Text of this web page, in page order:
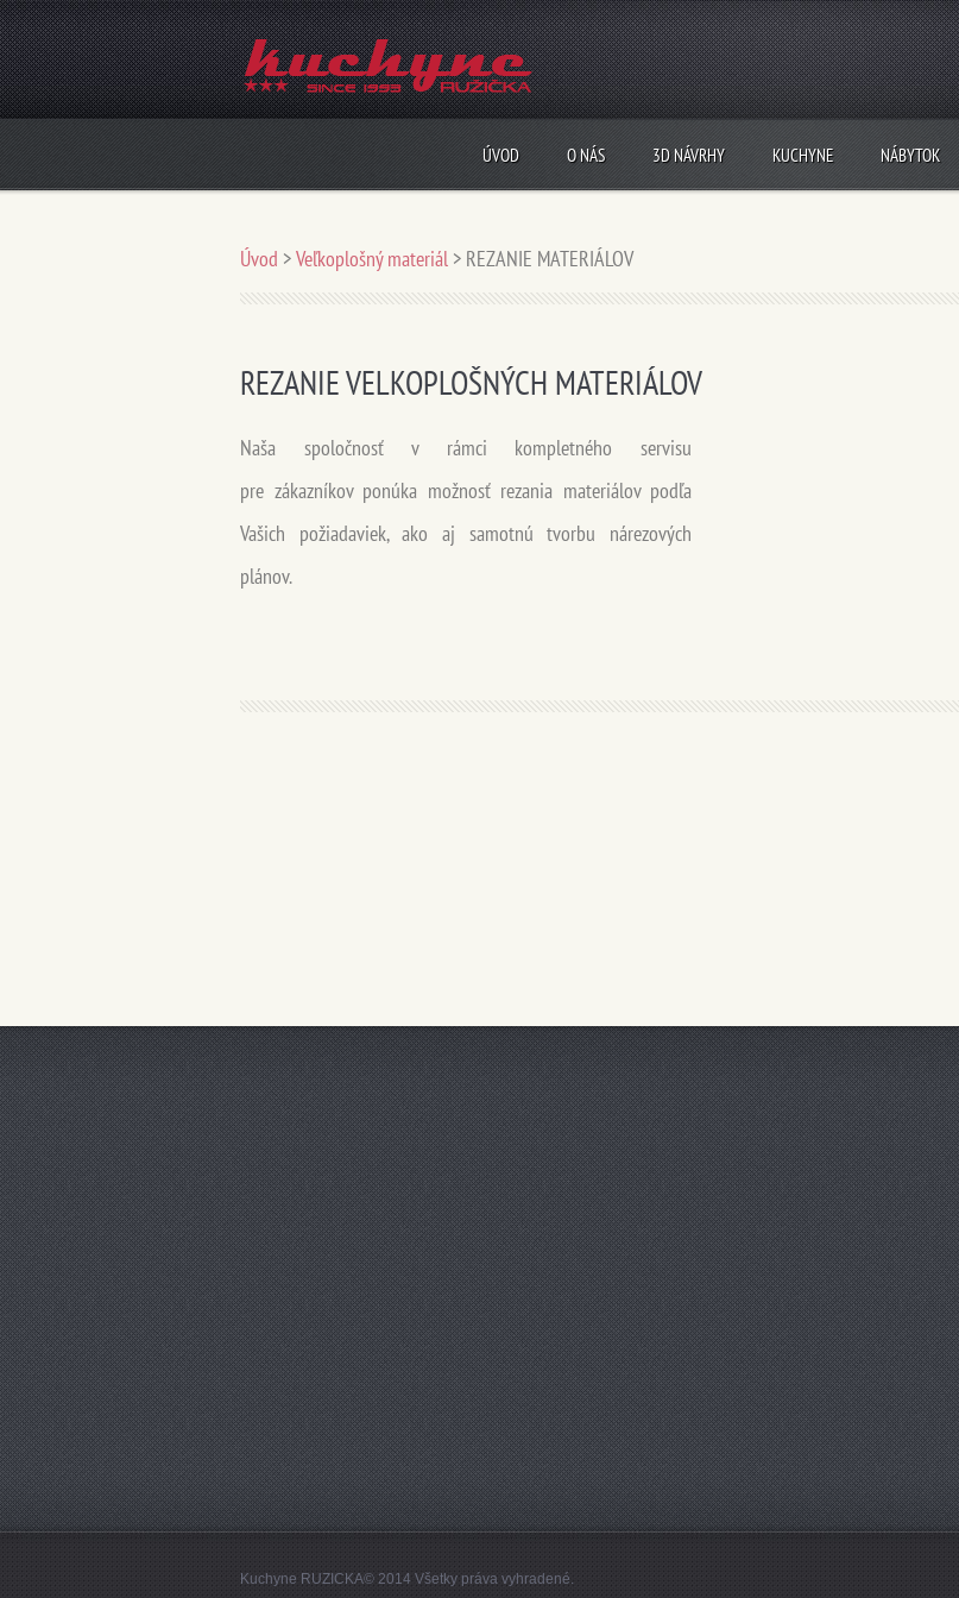
ÚVOD O NÁS 3D NÁVRHY KUCHYNE NÁBYTOK
Úvod >Veľkoplošný materiál > REZANIE MATERIÁLOV
REZANIE VELKOPLOŠNÝCH MATERIÁLOV
Naša spoločnosť v rámci kompletného servisu
pre zákazníkov ponúka možnosť rezania materiálov podľa
Vašich požiadaviek, ako aj samotnú tvorbu nárezových
plánov.
Kuchyne RUZICKA© 2014 Všetky práva vyhradené.